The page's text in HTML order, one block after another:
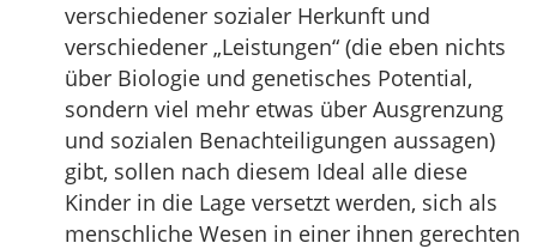
verschiedener sozialer Herkunft und
verschiedener „Leistungen“ (die eben nichts
über Biologie und genetisches Potential,
sondern viel mehr etwas über Ausgrenzung
und sozialen Benachteiligungen aussagen)
gibt, sollen nach diesem Ideal alle diese
Kinder in die Lage versetzt werden, sich als
menschliche Wesen in einer ihnen gerechten